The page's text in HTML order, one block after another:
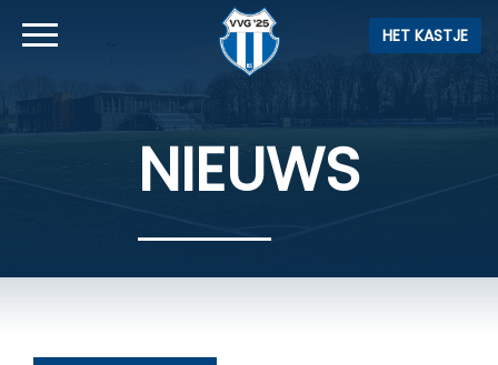
HET KASTJE
NIEUWS